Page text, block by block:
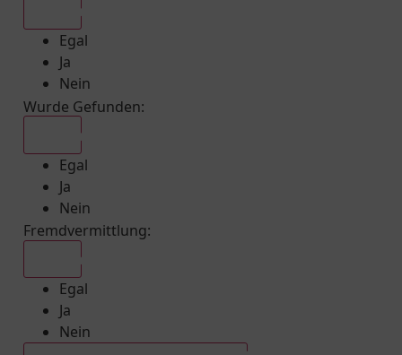
Egal
Ja
Nein
Wurde Gefunden:
Egal
Ja
Nein
Fremdvermittlung:
Egal
Ja
Nein